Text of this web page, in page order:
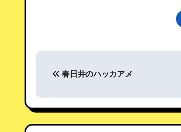
投
ナ
ビ
春日井のハッカアメ